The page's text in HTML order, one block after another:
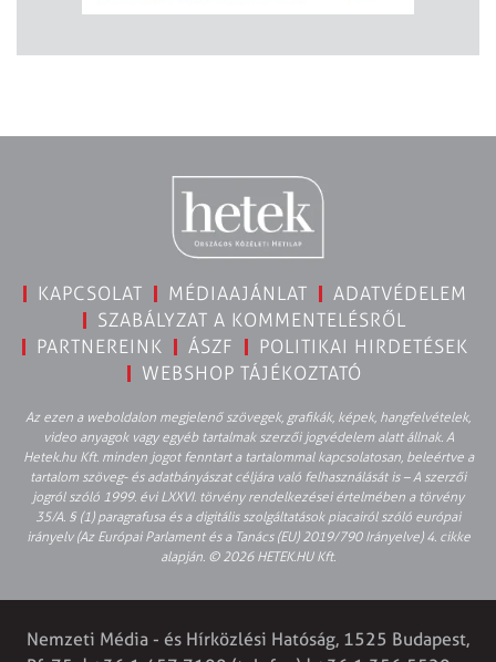
KAPCSOLAT MÉDIAAJÁNLAT
ADATVÉDELEM
SZABÁLYZAT A KOMMENTELÉSRŐL
PARTNEREINK
ÁSZF
POLITIKAI HIRDETÉSEK
WEBSHOP TÁJÉKOZTATÓ
Az ezen a weboldalon megjelenő szövegek, grafikák, képek, hangfelvételek,
video anyagok vagy egyéb tartalmak szerzői jogvédelem alatt állnak. A
Hetek.hu Kft. minden jogot fenntart a tartalommal kapcsolatosan, beleértve a
tartalom szöveg- és adatbányászat céljára való felhasználását is – A szerzői
jogról szóló 1999. évi LXXVI. törvény rendelkezései értelmében a törvény
35/A. § (1) paragrafusa és a digitális szolgáltatások piacairól szóló európai
irányelv (Az Európai Parlament és a Tanács (EU) 2019/790 Irányelve) 4. cikke
alapján. © 2026 HETEK.HU Kft.
Nemzeti Média - és Hírközlési Hatóság, 1525 Budapest,